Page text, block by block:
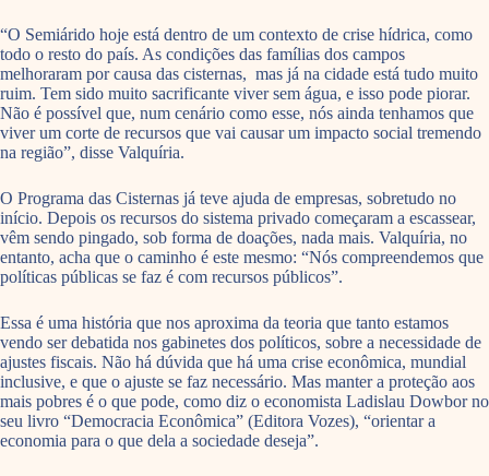
“O Semiárido hoje está dentro de um contexto de crise hídrica, como
todo o resto do país. As condições das famílias dos campos
melhoraram por causa das cisternas, mas já na cidade está tudo muito
ruim. Tem sido muito sacrificante viver sem água, e isso pode piorar.
Não é possível que, num cenário como esse, nós ainda tenhamos que
viver um corte de recursos que vai causar um impacto social tremendo
na região”, disse Valquíria.
O Programa das Cisternas já teve ajuda de empresas, sobretudo no
início. Depois os recursos do sistema privado começaram a escassear,
vêm sendo pingado, sob forma de doações, nada mais. Valquíria, no
entanto, acha que o caminho é este mesmo: “Nós compreendemos que
políticas públicas se faz é com recursos públicos”.
Essa é uma história que nos aproxima da teoria que tanto estamos
vendo ser debatida nos gabinetes dos políticos, sobre a necessidade de
ajustes fiscais. Não há dúvida que há uma crise econômica, mundial
inclusive, e que o ajuste se faz necessário. Mas manter a proteção aos
mais pobres é o que pode, como diz o economista Ladislau Dowbor no
seu livro “Democracia Econômica” (Editora Vozes), “orientar a
economia para o que dela a sociedade deseja”.